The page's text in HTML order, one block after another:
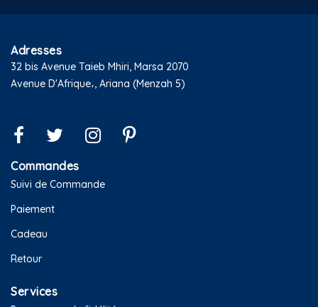
Adresses
32 bis Avenue Taieb Mhiri, Marsa 2070
Avenue D'Afrique،, Ariana (Menzah 5)
Commandes
Suivi de Commande
Paiement
Cadeau
Retour
Services